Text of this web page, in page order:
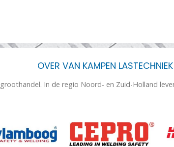
OVER VAN KAMPEN
In de regio Noord- en Zuid-Holland